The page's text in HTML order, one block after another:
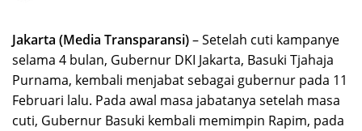
Jakarta (Media Transparansi)– Setelah cuti kampanye
selama 4 bulan, Gubernur DKI Jakarta, Basuki Tjahaja
Purnama, kembali menjabat sebagai gubernur pada 11
Februari lalu. Pada awal masa jabatanya setelah masa
cuti, Gubernur Basuki kembali memimpin Rapim, pada